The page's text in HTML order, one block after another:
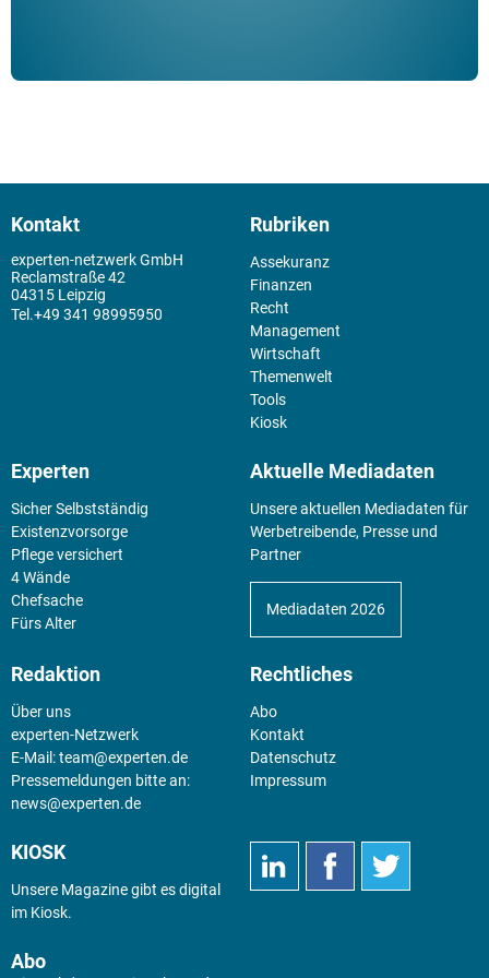
Kontakt
experten-netzwerk GmbH
Reclamstraße 42
04315 Leipzig
+49 341 98995950
Rubriken
Assekuranz
Finanzen
Recht
Management
Wirtschaft
Themenwelt
Tools
Kiosk
Experten
Sicher Selbstständig
Existenz­vorsorge
Pflege versichert
4 Wände
Chefsache
Fürs Alter
Aktuelle Mediadaten
Unsere aktuellen Mediadaten für
Werbetreibende, Presse und
Partner
Mediadaten 2026
Redaktion
Über uns
experten-Netzwerk
E-Mail:team@experten.de
Pressemeldungen bitte an:
news@experten.de
Rechtliches
Abo
Kontakt
Datenschutz
Impressum
KIOSK
Unsere Magazine gibt es digital
im Kiosk.
Abo